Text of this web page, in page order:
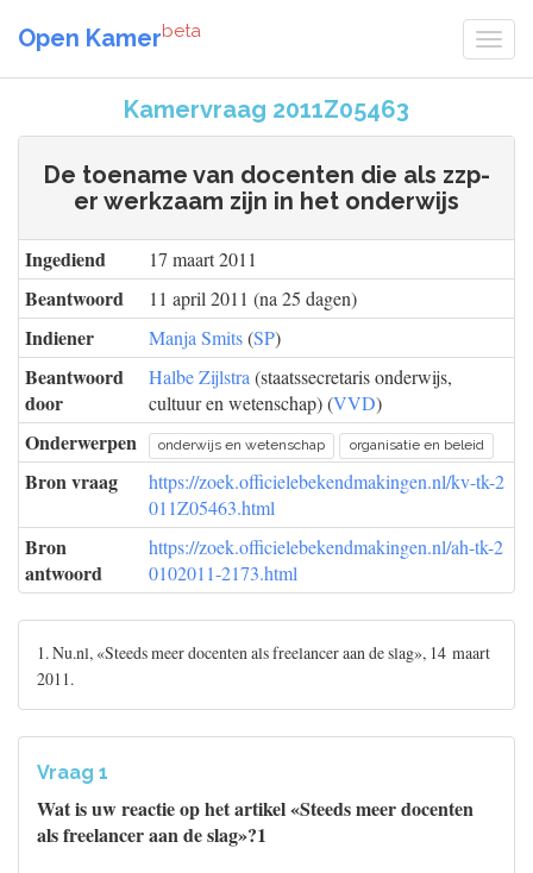
Open Kamerbeta
Kamervraag 2011Z05463
De toename van docenten die als zzp-
er werkzaam zijn in het onderwijs
Ingediend 17 maart 2011
Beantwoord 11 april 2011 (na 25 dagen)
Indiener Manja Smits(SP)
Beantwoord
door
Halbe Zijlstra (staatssecretaris onderwijs,
cultuur en wetenschap) (VVD)
Onderwerpen onderwijs en wetenschap organisatie en beleid
Bron vraag
https://zoek.officielebekendmakingen.nl/kv-tk-2
011Z05463.html
Bron
antwoord
https://zoek.officielebekendmakingen.nl/ah-tk-2
0102011-2173.html
1. Nu.nl, «Steeds meer docenten als freelancer aan de slag», 14 maart
2011.
Vraag 1
Wat is uw reactie op het artikel «Steeds meer docenten
als freelancer aan de slag»?1